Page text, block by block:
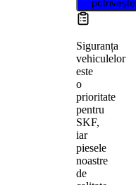
potrivește
Siguranța
vehiculelor
este
o
prioritate
pentru
SKF,
iar
piesele
noastre
de